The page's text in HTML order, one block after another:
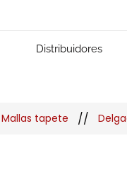
Distribuidores
Mallas tapete //